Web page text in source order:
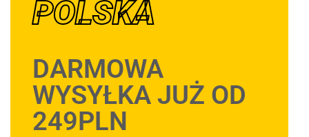
POLSKA
DARMOWA
WYSYŁKA JUŻ OD
249PLN